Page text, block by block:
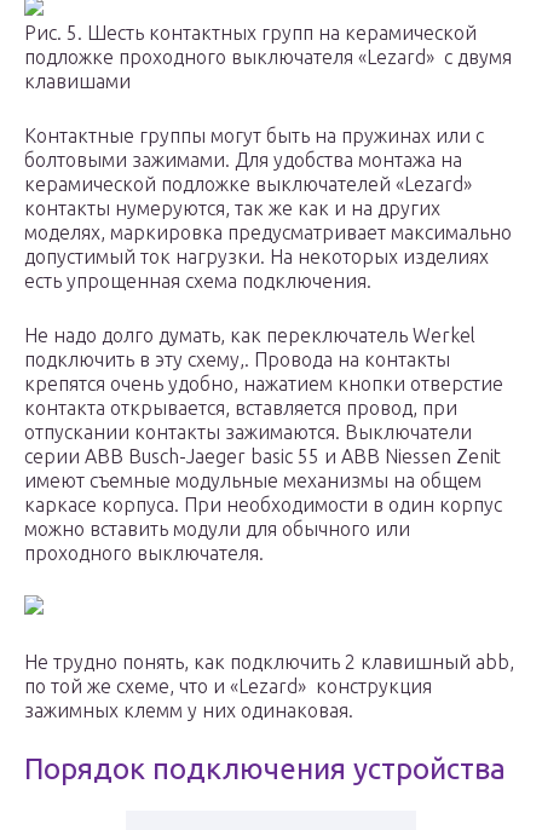
Рис. 5. Шесть контактных групп на керамической
подложке проходного выключателя «Lezard» с двумя
клавишами
Контактные группы могут быть на пружинах или с
болтовыми зажимами. Для удобства монтажа на
керамической подложке выключателей «Lezard»
контакты нумеруются, так же как и на других
моделях, маркировка предусматривает максимально
допустимый ток нагрузки. На некоторых изделиях
есть упрощенная схема подключения.
Не надо долго думать, как переключатель Werkel
подключить в эту схему,. Провода на контакты
крепятся очень удобно, нажатием кнопки отверстие
контакта открывается, вставляется провод, при
отпускании контакты зажимаются. Выключатели
серии АВВ Busch-Jaeger basic 55 и ABB Niessen Zenit
имеют съемные модульные механизмы на общем
каркасе корпуса. При необходимости в один корпус
можно вставить модули для обычного или
проходного выключателя.
Не трудно понять, как подключить 2 клавишный abb,
по той же схеме, что и «Lezard» конструкция
зажимных клемм у них одинаковая.
Порядок подключения устройства